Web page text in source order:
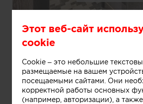
Этот веб-сайт
cookie
Cookie – это небольшие
размещаемые на вашем
посещаемыми сайтами. Они
корректной работы основных
(например, авторизации), а